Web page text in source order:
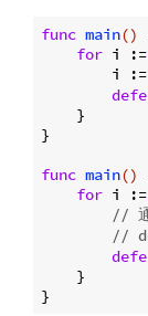
func main()
for i :=
i
    }
}
func main()
for i :=
//
//
    }